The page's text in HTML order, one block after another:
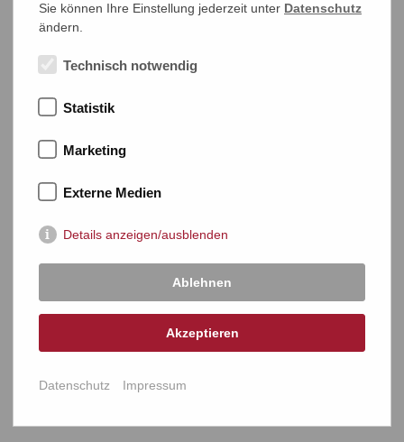
Saar allgemein oder nur bis 1935
Feldpost)
Bund / Berlin
Neusaar
DDR
Liechtenstein
Schweiz
Vatikan
Sie können Ihre Einstellung jederzeit unter Datenschutz
ändern.
Technisch notwendig
Statistik
Marketing
Externe Medien
Details anzeigen/ausblenden
Ablehnen
Akzeptieren
Datenschutz Impressum